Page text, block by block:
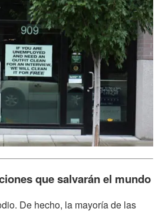
que salvarán el mundo
De hecho, la mayoría de las